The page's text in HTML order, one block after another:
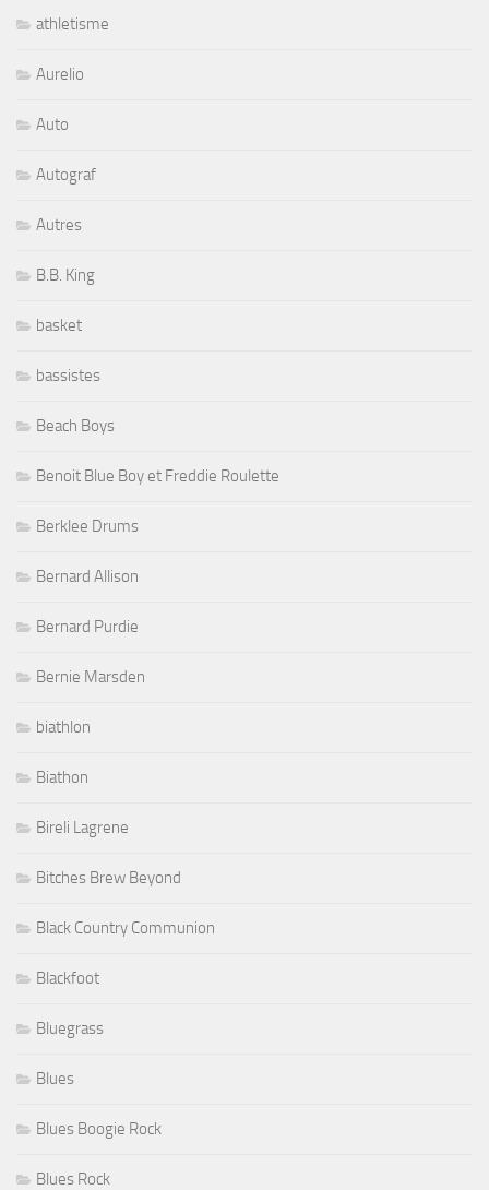
athletisme
Aurelio
Auto
Autograf
Autres
B.B. King
basket
bassistes
Beach Boys
Benoit Blue Boy et Freddie Roulette
Berklee Drums
Bernard Allison
Bernard Purdie
Bernie Marsden
biathlon
Biathon
Bireli Lagrene
Bitches Brew Beyond
Black Country Communion
Blackfoot
Bluegrass
Blues
Blues Boogie Rock
Blues Rock